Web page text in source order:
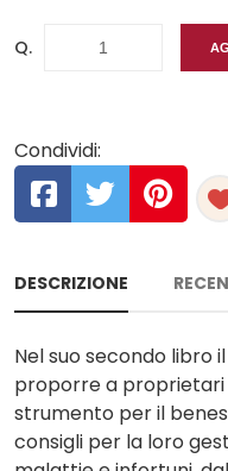
Q.
Condividi:
DESCRIZIONE
Nel suo secondo libro
proporre a proprietari
strumento per il
consigli per la loro